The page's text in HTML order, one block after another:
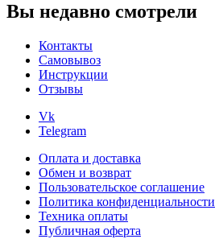
можно
Вы недавно смотрели
Контакты
Самовывоз
Инструкции
Отзывы
Vk
Telegram
Оплата и доставка
Обмен и возврат
Пользовательское соглашение
Политика конфиденциальности
Техника оплаты
Публичная оферта